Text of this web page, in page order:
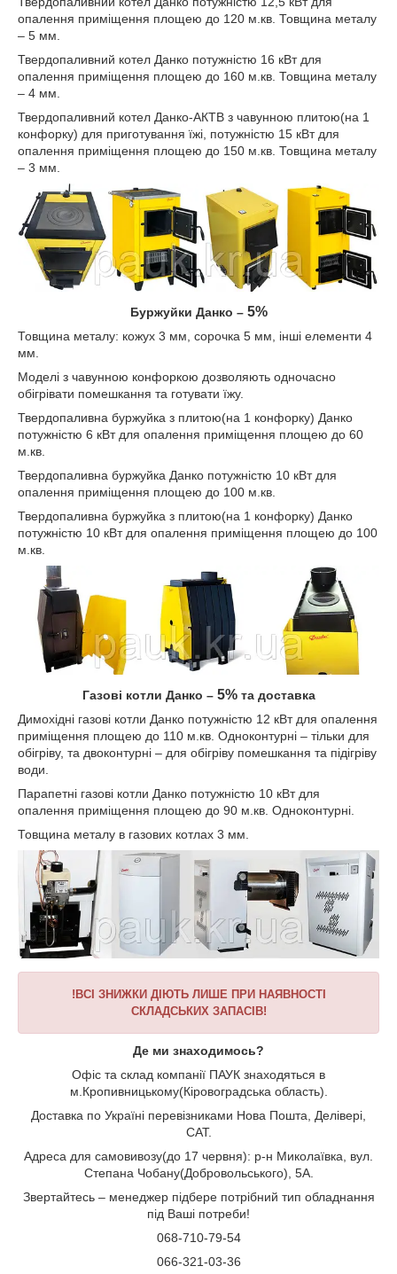
опалення приміщення площею до 120 м.кв. Товщина металу
– 5 мм.
Твердопаливний котел Данко потужністю 16 кВт для
опалення приміщення площею до 160 м.кв. Товщина металу
– 4 мм.
Твердопаливний котел Данко-АКТВ з чавунною плитою(на 1
конфорку) для приготування їжі, потужністю 15 кВт для
опалення приміщення площею до 150 м.кв. Товщина металу
– 3 мм.
Буржуйки Данко – 5%
Товщина металу: кожух 3 мм, сорочка 5 мм, інші елементи 4
мм.
Моделі з чавунною конфоркою дозволяють одночасно
обігрівати помешкання та готувати їжу.
Твердопаливна буржуйка з плитою(на 1 конфорку) Данко
потужністю 6 кВт для опалення приміщення площею до 60
м.кв.
Твердопаливна буржуйка Данко потужністю 10 кВт для
опалення приміщення площею до 100 м.кв.
Твердопаливна буржуйка з плитою(на 1 конфорку) Данко
потужністю 10 кВт для опалення приміщення площею до 100
м.кв.
Газові котли Данко – 5%та доставка
Димохідні газові котли Данко потужністю 12 кВт для опалення
приміщення площею до 110 м.кв. Одноконтурні – тільки для
обігріву, та двоконтурні – для обігріву помешкання та підігріву
води.
Парапетні газові котли Данко потужністю 10 кВт для
опалення приміщення площею до 90 м.кв. Одноконтурні.
Товщина металу в газових котлах 3 мм.
!ВСІ ЗНИЖКИ ДІЮТЬ ЛИШЕ ПРИ НАЯВНОСТІ
СКЛАДСЬКИХ ЗАПАСІВ!
Де ми знаходимось?
Офіс та склад компанії ПАУК знаходяться в
м.Кропивницькому(Кіровоградська область).
Доставка по Україні перевізниками Нова Пошта, Делівері,
САТ.
Адреса для самовивозу(до 17 червня): р-н Миколаївка, вул.
Степана Чобану(Добровольського), 5А.
Звертайтесь – менеджер підбере потрібний тип обладнання
під Ваші потреби!
068-710-79-54
066-321-03-36